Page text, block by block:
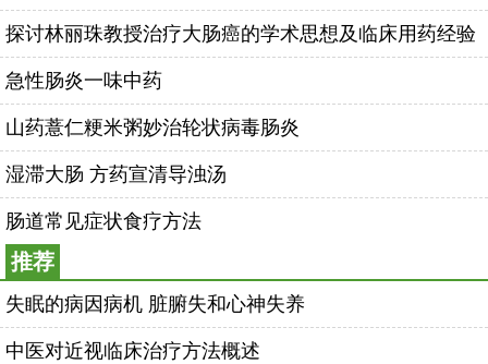
探讨林丽珠教授治疗大肠癌的学术思想及临床用药经验
急性肠炎一味中药
山药薏仁粳米粥妙治轮状病毒肠炎
湿滞大肠 方药宣清导浊汤
肠道常见症状食疗方法
推荐
失眠的病因病机 脏腑失和心神失养
中医对近视临床治疗方法概述